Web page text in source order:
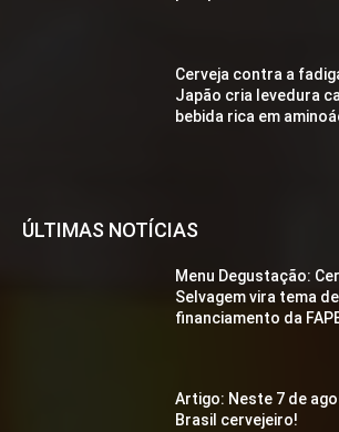
Cerveja contra a
Japão cria levedura
bebida rica em
ÚLTIMAS NOTÍCIAS
Menu Degustação:
Selvagem vira tema
financiamento da
Artigo: Neste 7 de
Brasil cervejeiro!